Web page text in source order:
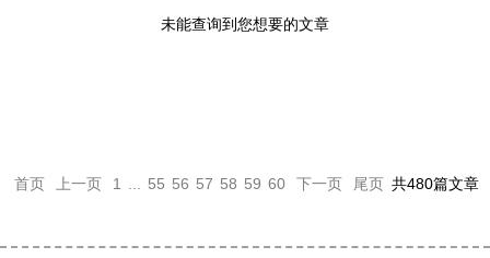
未能查询到您想要的文章
首页 上一页 1 55 56 57 58 59 60 下一页 尾页 共480篇文章